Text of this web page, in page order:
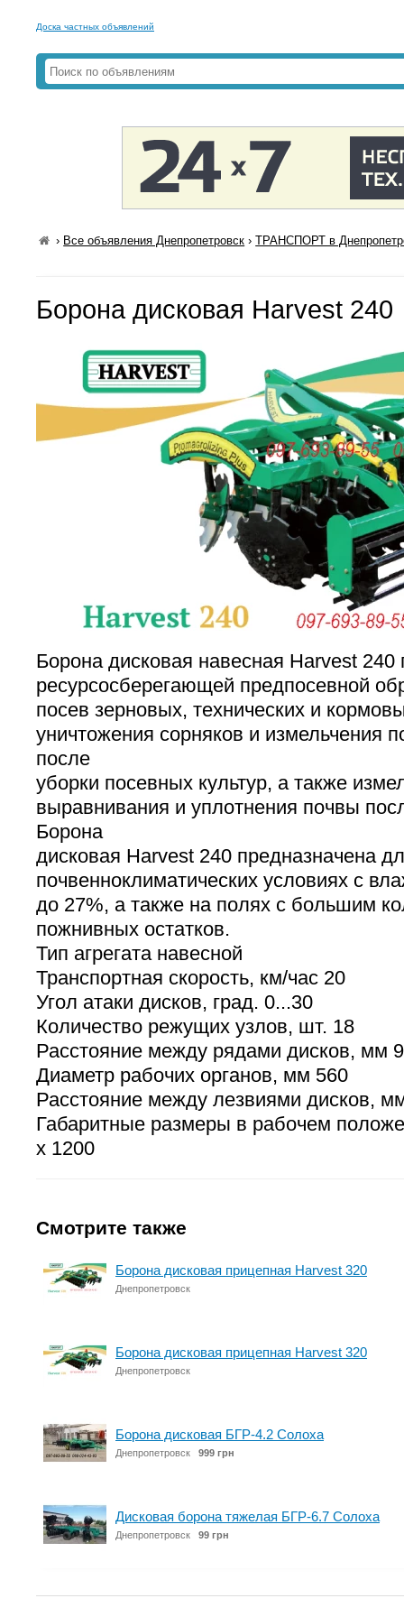
Доска частных объявлений
› Все объявления Днепропетровск ›ТРАНСПОРТ в
Борона дисковая Harvest 240
Борона дисковая навесная Harvest 240
ресурсосберегающей предпосевной
посев зерновых, технических и
уничтожения сорняков и измельчения
после
уборки посевных культур, а также
выравнивания и уплотнения почвы
Борона
дисковая Harvest 240 предназначена
почвенноклиматических условиях с
до 27%, а также на полях с большим
пожнивных остатков.
Тип агрегата навесной
Транспортная скорость, км/час 20
Угол атаки дисков, град. 0...30
Количество режущих узлов, шт. 18
Расстояние между рядами дисков, мм
Диаметр рабочих органов, мм 560
Расстояние между лезвиями дисков,
Габаритные размеры в рабочем
х 1200
Смотрите также
Борона дисковая прицепная Harvest 320
Днепропетровск
Борона дисковая прицепная Harvest 320
Днепропетровск
Борона дисковая БГР-4.2 Солоха
Днепропетровск 999 грн
Дисковая борона тяжелая БГР-6.7 Солоха
Днепропетровск 99 грн